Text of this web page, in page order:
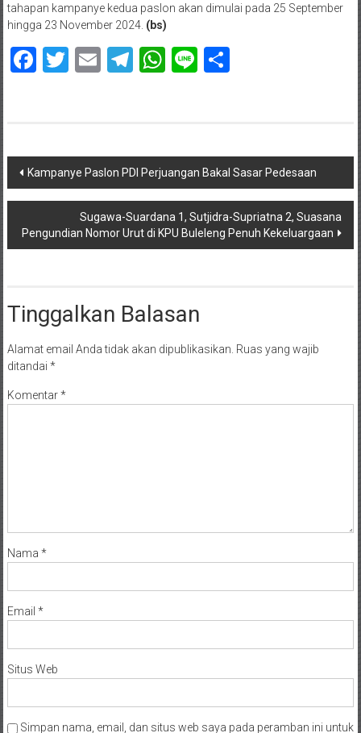
tahapan kampanye kedua paslon akan dimulai pada 25 September
hingga 23 November 2024. (bs)
Facebook
Twitter
EmailTelegram
WhatsApp
LineShare
Navigasi
pos
Kampanye Paslon PDI Perjuangan Bakal Sasar Pedesaan
Sugawa-Suardana 1, Sutjidra-Supriatna 2, Suasana
Pengundian Nomor Urut di KPU Buleleng Penuh Kekeluargaan
Tinggalkan Balasan
Alamat email Anda tidak akan dipublikasikan. Ruas yang wajib
ditandai *
Komentar*
Nama *
Email *
Situs Web
Simpan nama, email, dan situs web saya pada peramban ini untuk